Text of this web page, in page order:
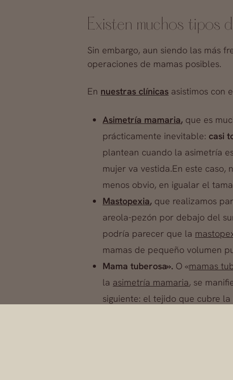
Existen muchos tipos
Sin embargo, aun siendo las más
operaciones de mamas posibles.
En nuestras clínicas asistimos con
Asimetría mamaria, que es
prácticamente inevitable: casi
plantean cuando la asimetría
mujer va vestida.En este caso,
menos obvio, en igualar el
Mastopexia, que realizamos
areola-pezón por debajo del
podría parecer que la
mamas de pequeño volumen
Mama tuberosa». O «mamas
la asimetría mamaria, se
siguiente: el tejido que cubre